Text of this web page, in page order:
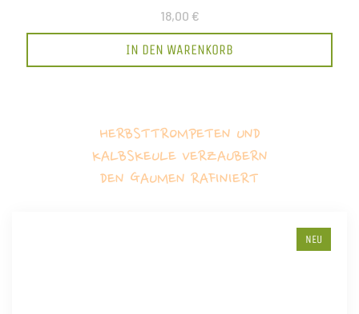
18,00 €
IN DEN WARENKORB
HERBSTTROMPETEN UND
KALBSKEULE VERZAUBERN
DEN GAUMEN RAFINIERT
NEU